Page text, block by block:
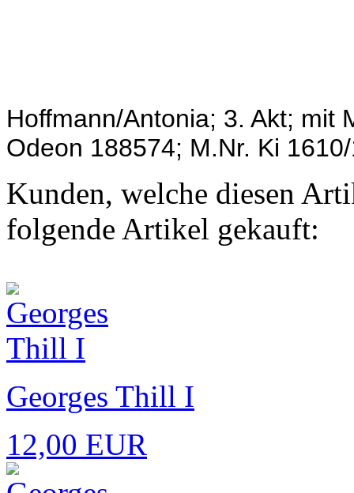
Hoffmann/Antonia; 3. Akt; mit
Odeon 188574; M.Nr. Ki
Kunden, welche diesen
folgende Artikel gekauft:
Georges Thill I
12,00 EUR